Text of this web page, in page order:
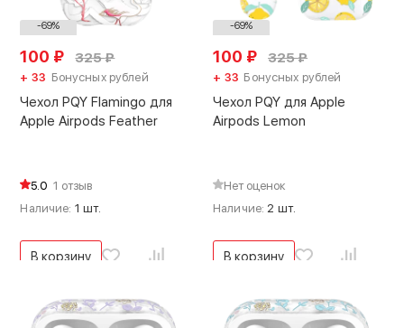
-69%
100 ₽ 325₽
+ 33 Бонусных рублей
Чехол PQY Flamingo для
Apple Airpods Feather
5.0 1 отзыв
Наличие: 1 шт.
В корзину
-69%
100 ₽ 325₽
+ 33 Бонусных рублей
Чехол PQY для Apple
Airpods Lemon
Нет оценок
Наличие: 2 шт.
В корзину